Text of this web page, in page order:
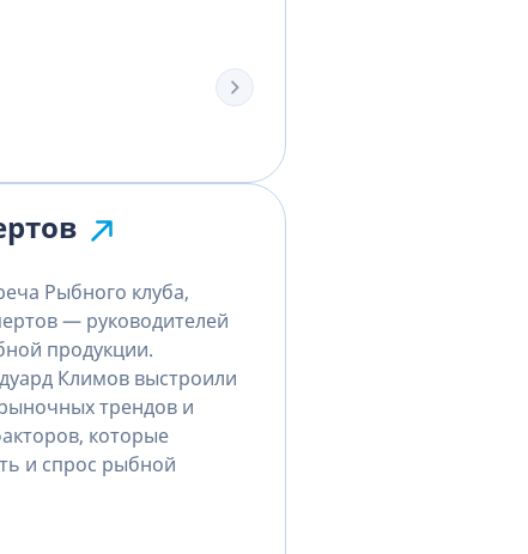
Рыбного клуба,
— руководителей
продукции.
Климов выстроили
трендов и
которые
и спрос рыбной